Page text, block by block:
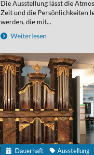
Die Ausstellung lässt die
Zeit und die Persönlichkeiten
werden, die mit...
Weiterlesen
Dauerhaft
Ausstellung